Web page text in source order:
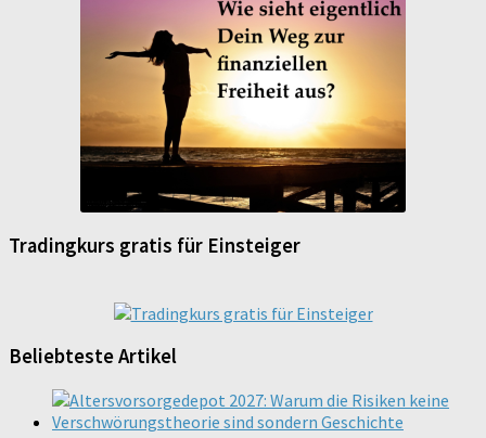
Tradingkurs gratis für Einsteiger
Beliebteste Artikel